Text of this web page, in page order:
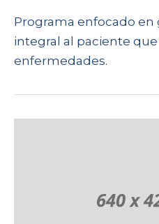
Programa enfocado
integral al paciente
enfermedades.